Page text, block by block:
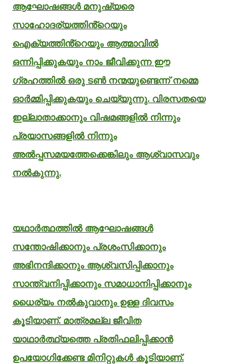
ആഘോഷങ്ങൾ മനുഷ്യരെ
സാഹോദര്യത്തിൻ്റെയും
ഐക്യത്തിൻ്റെയും ആത്മാവിൽ
ഒന്നിപ്പിക്കുകയും നാം ജീവിക്കുന്ന ഈ
ഗ്രഹത്തിൽ ഒരു ടൺ നന്മയുണ്ടെന്ന് നമ്മെ
ഓർമ്മിപ്പിക്കുകയും ചെയ്യുന്നു. വിരസതയെ
ഇല്ലാതാക്കാനും വിഷമങ്ങളിൽ നിന്നും
പ്രയാസങ്ങളിൽ നിന്നും
അൽപ്പസമയത്തേക്കെങ്കിലും ആശ്വാസവും
നൽകുന്നു.
യഥാർത്ഥത്തിൽ ആഘോഷങ്ങൾ
സന്തോഷിക്കാനും പ്രശംസിക്കാനും
അഭിനന്ദിക്കാനും ആശ്വസിപ്പിക്കാനും
സാന്ത്വനിപ്പിക്കാനും സമാധാനിപ്പിക്കാനും
ധൈര്യം നൽകുവാനും ഉള്ള ദിവസം
കൂടിയാണ്. മാത്രമല്ല ജീവിത
യാഥാർത്ഥ്യത്തെ പ്രതിഫലിപ്പിക്കാൻ
ഉപയോഗിക്കേണ്ട മിനിറ്റുകൾ കൂടിയാണ്.